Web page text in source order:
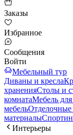
Заказы
Избранное
Сообщения
Войти
Мебельный тур
Диваны и кресла
храненияСтолы и
комнатаМебель для
мебельОтделочные
материалы
Интерьеры